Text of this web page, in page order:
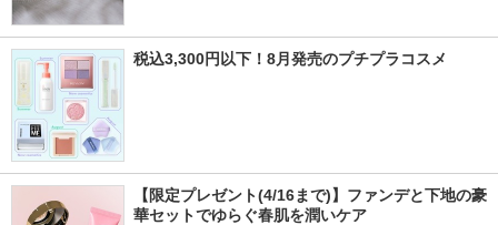
税込3,300円以下！8月発売のプチプラコスメ
【限定プレゼント(4/16まで)】ファンデと下地の豪
華セットでゆらぐ春肌を潤いケア